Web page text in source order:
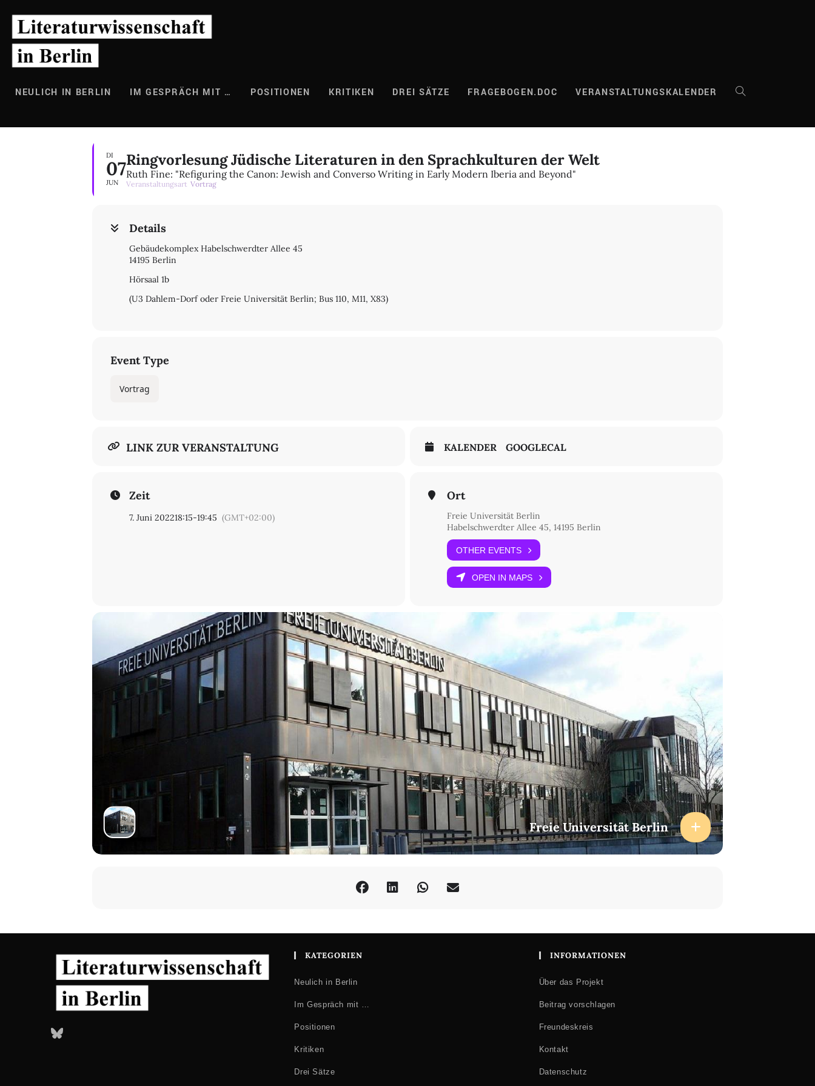
Inhalt
springen
NEULICH IN BERLIN IM GESPRÄCH MIT … POSITIONEN KRITIKEN DREI SÄTZE FRAGEBOGEN.DOC VERANSTALTUNGSKALENDER WEBSITE-
DI
07
JUN
Ringvorlesung Jüdische Literaturen in den Sprachkulturen der Welt
Ruth Fine: "Refiguring the Canon: Jewish and Converso Writing in Early Modern Iberia and Beyond"
Veranstaltungsart Vortrag
Details
Gebäudekomplex Habelschwerdter Allee 45
14195 Berlin
Hörsaal 1b
(U3 Dahlem-Dorf oder Freie Universität Berlin; Bus 110, M11, X83)
Event Type
Vortrag
LINK ZUR VERANSTALTUNG KALENDER GOOGLECAL
Zeit
7. Juni 202218:15-19:45 (GMT+02:00)
Ort
Freie Universität Berlin
Habelschwerdter Allee 45, 14195 Berlin
OTHER EVENTS
OPEN IN MAPS
Freie Universität Berlin
Bluesky
KATEGORIEN
Neulich in Berlin
Im Gespräch mit …
Positionen
Kritiken
Drei Sätze
INFORMATIONEN
Über das Projekt
Beitrag vorschlagen
Freundeskreis
Kontakt
Datenschutz